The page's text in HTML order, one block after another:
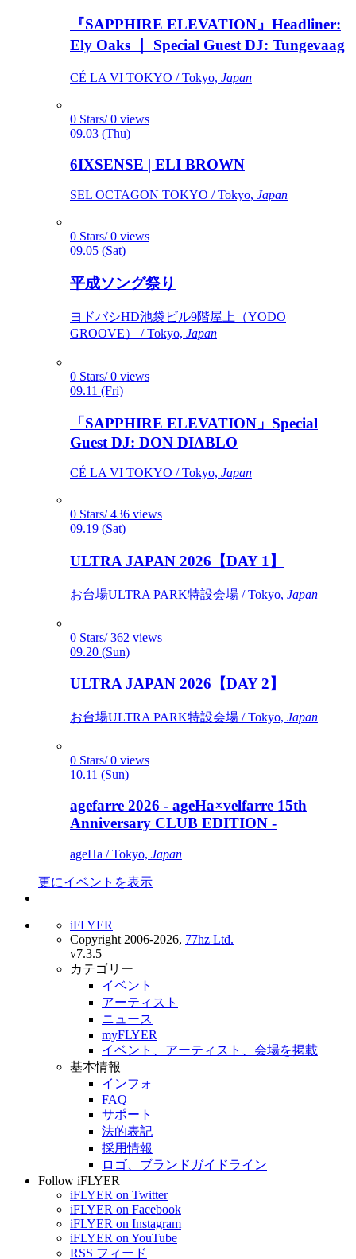
『SAPPHIRE ELEVATION』Headliner:
Ely Oaks ｜ Special Guest DJ: Tungevaag
CÉ LA VI TOKYO / Tokyo, Japan
0 Stars/ 0 views
09.03 (Thu)
6IXSENSE | ELI BROWN
SEL OCTAGON TOKYO / Tokyo, Japan
0 Stars/ 0 views
09.05 (Sat)
平成ソング祭り
ヨドバシHD池袋ビル9階屋上（YODO
GROOVE） / Tokyo, Japan
0 Stars/ 0 views
09.11 (Fri)
「SAPPHIRE ELEVATION」Special
Guest DJ: DON DIABLO
CÉ LA VI TOKYO / Tokyo, Japan
0 Stars/ 436 views
09.19 (Sat)
ULTRA JAPAN 2026【DAY 1】
お台場ULTRA PARK特設会場 / Tokyo, Japan
0 Stars/ 362 views
09.20 (Sun)
ULTRA JAPAN 2026【DAY 2】
お台場ULTRA PARK特設会場 / Tokyo, Japan
0 Stars/ 0 views
10.11 (Sun)
agefarre 2026 - ageHa×velfarre 15th
Anniversary CLUB EDITION -
ageHa / Tokyo, Japan
更にイベントを表示
iFLYER
Copyright 2006-2026, 77hz Ltd.
v7.3.5
カテゴリー
イベント
アーティスト
ニュース
myFLYER
イベント、アーティスト、会場を掲載
基本情報
インフォ
FAQ
サポート
法的表記
採用情報
ロゴ、ブランドガイドライン
Follow iFLYER
iFLYER on Twitter
iFLYER on Facebook
iFLYER on Instagram
iFLYER on YouTube
RSS フィード